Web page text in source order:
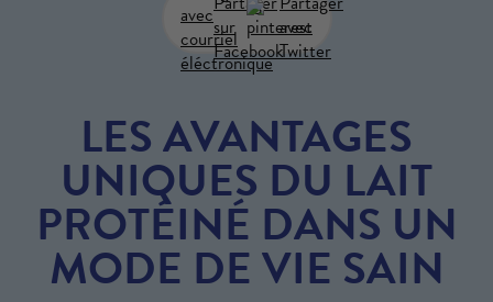
LES AVANTAGES
UNIQUES DU LAIT
PROTÉINÉ DANS UN
MODE DE VIE SAIN